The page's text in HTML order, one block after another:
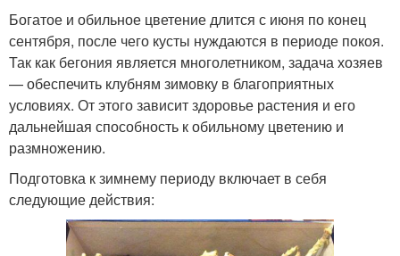
Богатое и обильное цветение длится с июня по конец
сентября, после чего кусты нуждаются в периоде покоя.
Так как бегония является многолетником, задача хозяев
— обеспечить клубням зимовку в благоприятных
условиях. От этого зависит здоровье растения и его
дальнейшая способность к обильному цветению и
размножению.
Подготовка к зимнему периоду включает в себя
следующие действия: